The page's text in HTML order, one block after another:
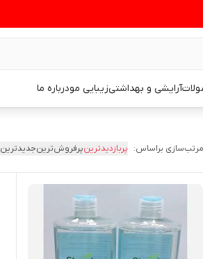
آرایشی و بهداشتیزیبایی مودرباره ما
مرتب‌سازی براساس: پربازدیدترینپرفروش‌ترینجدیدترین